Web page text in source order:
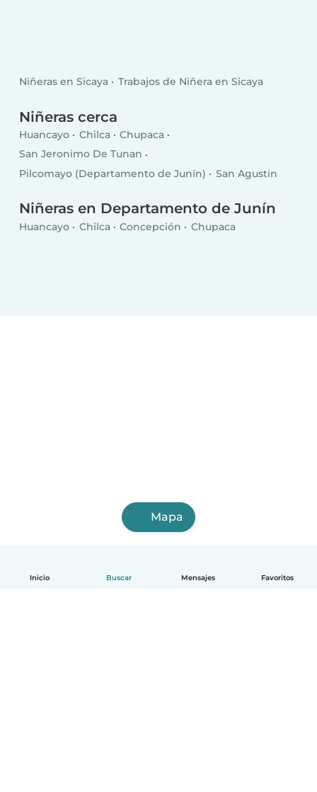
Inicio Buscar Mensajes Favoritos
Niñeras en Sicaya Trabajos de Niñera en Sicaya
Niñeras cerca
Huancayo Chilca
Chupaca
San Jeronimo De Tunan
Pilcomayo (Departamento de Junín)
San Agustin
Niñeras en Departamento de Junín
Huancayo Chilca Concepción Chupaca
Mapa